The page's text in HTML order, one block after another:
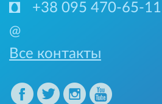
+38 095 470-65-11
@
Все контакты